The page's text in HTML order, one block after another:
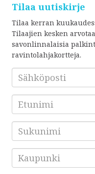
Tilaa uutiskirje
Tilaa kerran
Tilaajien kesken
savonlinnalaisia
ravintolahjakortteja.
Sähköposti
Etunimi
Sukunimi
Kaupunki